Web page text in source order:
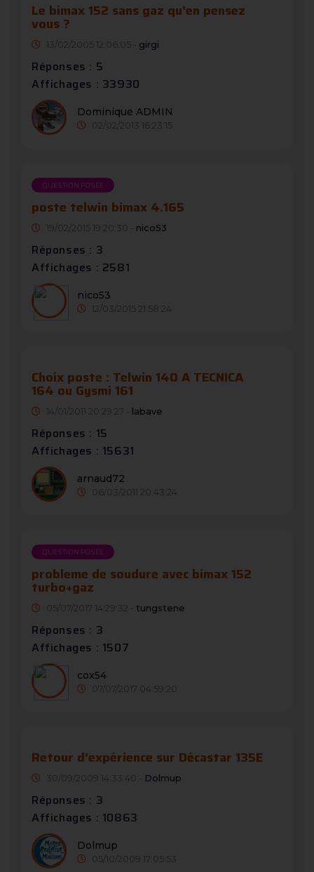
Le bimax 152 sans gaz qu'en pensez
vous ?
13/02/2005 12:06:05 - girgi
Réponses : 5
Affichages : 33930
Dominique ADMIN
02/02/2013 16:23:15
QUESTION POSÉE
poste telwin bimax 4.165
19/02/2015 19:20:30 - nico53
Réponses : 3
Affichages : 2581
nico53
12/03/2015 21:58:24
Choix poste : Telwin 140 A TECNICA
164 ou Gysmi 161
14/01/2011 20:29:27 - labave
Réponses : 15
Affichages : 15631
arnaud72
06/03/2011 20:43:24
QUESTION POSÉE
probleme de soudure avec bimax 152
turbo+gaz
05/07/2017 14:29:32 - tungstene
Réponses : 3
Affichages : 1507
cox54
07/07/2017 04:59:20
Retour d'expérience sur Décastar 135E
30/09/2009 14:33:40 - Dolmup
Réponses : 3
Affichages : 10863
Dolmup
05/10/2009 17:05:53